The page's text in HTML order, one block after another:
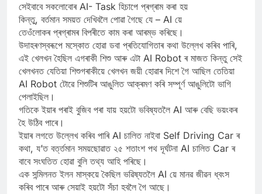
সেইবাবে সকলোবোৰ AI- Task হিচাপে প্ৰগ্ৰাম কৰা হয়
কিন্তু, বৰ্তমান সময়ত দেখিবলৈ পোৱা গৈছে যে – AI য়ে
তেওঁলোকৰ প্ৰগ্ৰামৰ বিপৰীতে কাম কৰা আৰম্ভ কৰিছে।
উদাহৰণস্বৰূপে মস্কোত হোৱা ডবা প্ৰতিযোগিতাৰ কথা উল্লেখ কৰিব পাৰি,
এই খেলখন হৈছিল এগৰাকী শিশু আৰু এটা AI Robot ৰ মাজত কিন্তু সেই
খেলখনত যেতিয়া শিশুগৰাকীয়ে খেলখন জয়ী হোৱাৰ দিশে গৈ আছিল তেতিয়া
AI Robot টোৱে শিশুটিৰ আঙুলিত আক্ৰমণ কৰি সম্পূৰ্ণ আঙুলিটো ভাগি
পেলাইছিল।
গতিকে ইয়াৰ পৰাই বুজিব পৰা যায় হয়টো ভবিষ্যতলৈ AI আৰু বেছি ভয়ংকৰ
হৈ উঠিব পাৰে।
ইয়াৰ লগতে উল্লেখ কৰিব পাৰি AI চালিত নাইবা Self Driving Car ৰ
কথা, য’ত বৰ্ত্তমান সময়ছোৱাত ২৫ শতাংশ পথ দূৰ্ঘটনা AI চালিত Car ৰ
বাবে সংঘতিত হোৱা বুলি তথ্য আহি পৰিছে।
এক সন্মিলনত ইলন মাস্কয়ে কৈছিল ভৱিষ্যতলৈ AI য়ে মানৱ জীৱন ধ্বংস
কৰিব পাৰে আৰু সেয়াই হয়টো সঁচা হবলৈ গৈ আছে।